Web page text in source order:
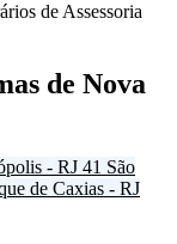
de Assessoria
de Nova
- RJ 41 São
de Caxias - RJ